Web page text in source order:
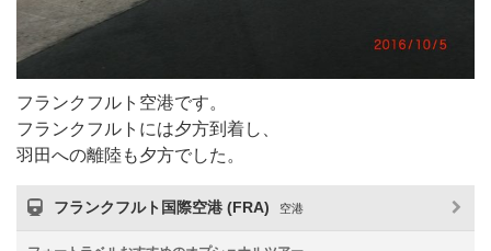
フランクフルト空港です。
フランクフルトには夕方到着し、
羽田への離陸も夕方でした。
フランクフルト国際空港 (FRA) 空港